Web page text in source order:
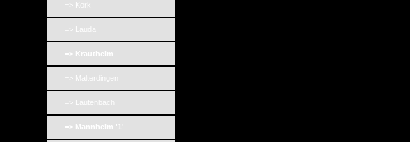
=> Kork
=> Lauda
=> Krautheim
=> Malterdingen
=> Lautenbach
=> Mannheim '1'